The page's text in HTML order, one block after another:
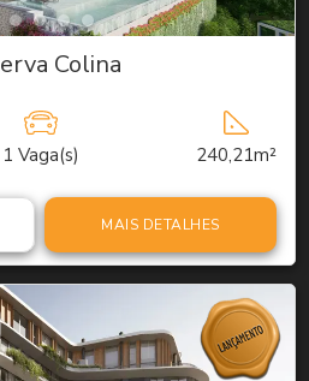
Colina
1 Vaga(s) 240,21m²
MAIS DETALHES